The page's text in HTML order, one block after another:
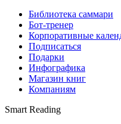
Библиотека саммари
Бот-тренер
Корпоративные
Подписаться
Подарки
Инфографика
Магазин книг
Компаниям
Smart Reading